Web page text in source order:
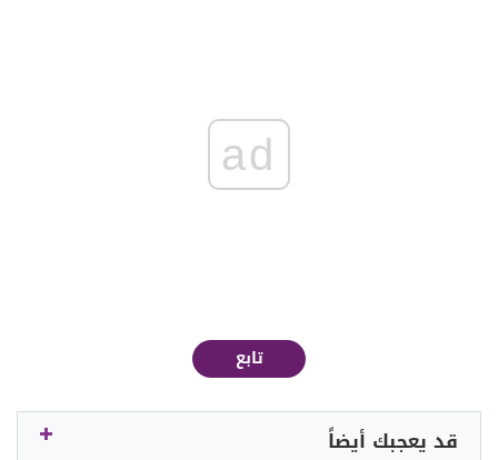
ad
تابع
قد يعجبك أيضاً